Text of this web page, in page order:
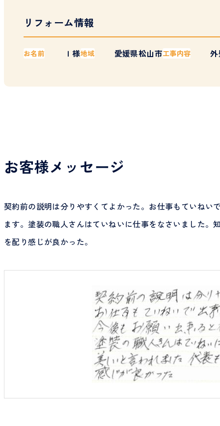
リフォーム情報
お名前 Ｉ様地域 愛媛県松山市工事内容
お客様メッセージ
契約前の説明は分りやすくてよかった。お仕事もていね
ます。塗装の職人さんはていねいに仕事をなさいました
を配り感じが良かった。